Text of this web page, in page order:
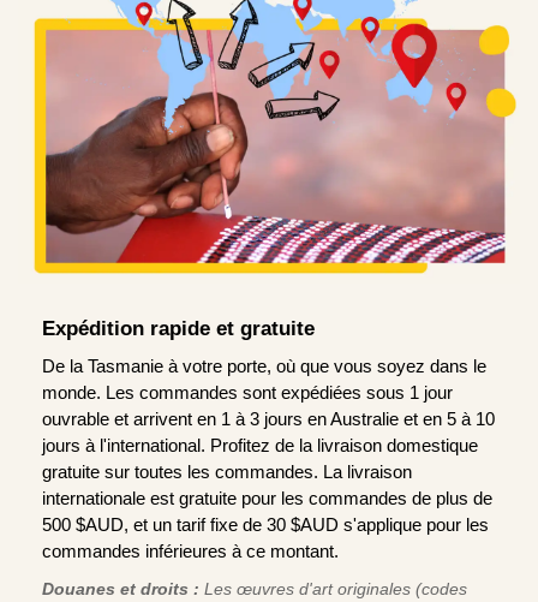
Expédition rapide et gratuite
De la Tasmanie à votre porte, où que vous soyez dans le
monde. Les commandes sont expédiées sous 1 jour
ouvrable et arrivent en 1 à 3 jours en Australie et en 5 à 10
jours à l'international. Profitez de la livraison domestique
gratuite sur toutes les commandes. La livraison
internationale est gratuite pour les commandes de plus de
500 $AUD, et un tarif fixe de 30 $AUD s'applique pour les
commandes inférieures à ce montant.
Douanes et droits : Les œuvres d'art originales (codes